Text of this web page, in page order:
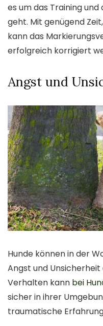
es um das Training und
geht. Mit genügend
kann das
erfolgreich korrigiert
Angst und
Hunde können in der
Angst und Unsicherheit
Verhalten kann bei
sicher in ihrer
traumatische